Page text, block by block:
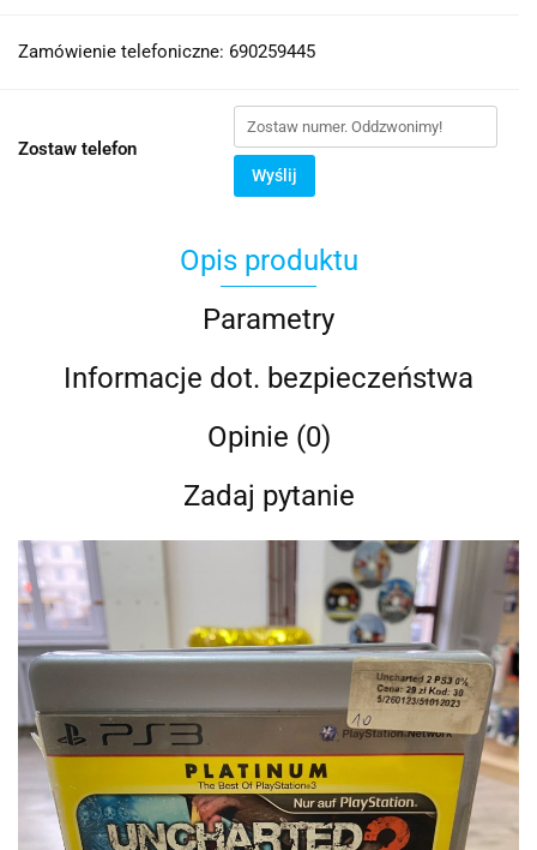
Zamówienie telefoniczne: 690259445
Zostaw telefon
Wyślij
Opis produktu
Parametry
Informacje dot. bezpieczeństwa
Opinie (0)
Zadaj pytanie